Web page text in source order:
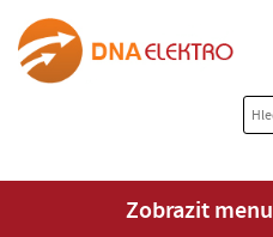
Zobrazit menu